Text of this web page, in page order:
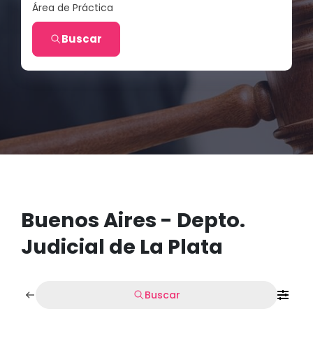
Área de Práctica
Buscar
Buenos Aires - Depto.
Judicial de La Plata
Buscar